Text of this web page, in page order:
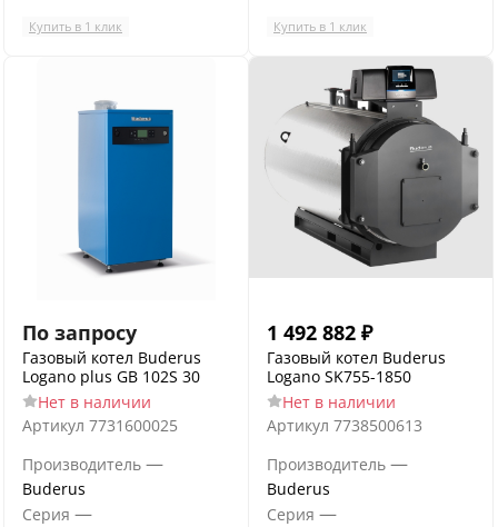
Купить в 1 клик Купить в 1 клик
По запросу
Газовый котел Buderus
Logano plus GB 102S 30
Нет в наличии
Артикул 7731600025
Производитель —
Buderus
Серия —
1 492 882 ₽
Газовый котел Buderus
Logano SK755-1850
Нет в наличии
Артикул 7738500613
Производитель —
Buderus
Серия —